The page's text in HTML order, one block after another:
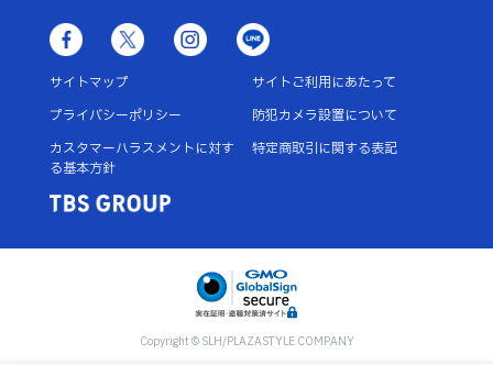
サイトマップ
サイトご利用にあたって
プライバシーポリシー
防犯カメラ設置について
カスタマーハラスメントに対す
る基本方針
特定商取引に関する表記
Copyright © SLH/PLAZASTYLE COMPANY